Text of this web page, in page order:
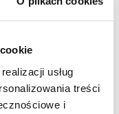
usług
treści
i